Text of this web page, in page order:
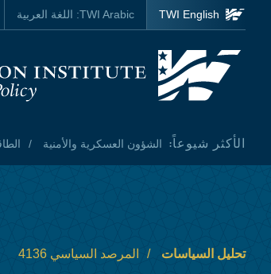
Skip to main content
Homepage
الأكثر شيوعاً: الشؤون العسكرية والأمنية
TWI English
TWI Arabic: اللغة العربية
تحليل السياسات المرصد السياسي 4136